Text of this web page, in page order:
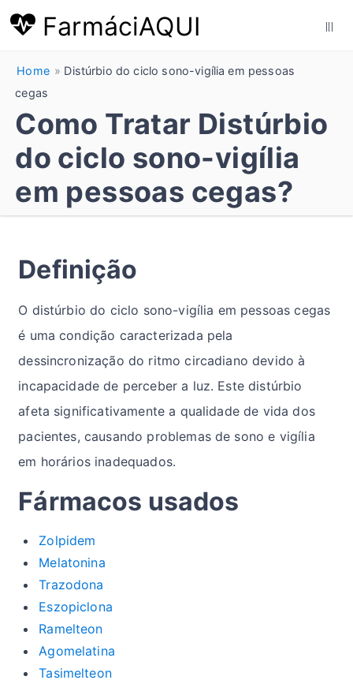
FarmáciAQUI
Home
Distúrbio do ciclo sono-vigília em pessoas
cegas
Como Tratar Distúrbio
do ciclo sono-vigília
em pessoas cegas?
Definição
O distúrbio do ciclo sono-vigília em pessoas cegas
é uma condição caracterizada pela
dessincronização do ritmo circadiano devido à
incapacidade de perceber a luz. Este distúrbio
afeta significativamente a qualidade de vida dos
pacientes, causando problemas de sono e vigília
em horários inadequados.
Fármacos usados
Zolpidem
Melatonina
Trazodona
Eszopiclona
Ramelteon
Agomelatina
Tasimelteon